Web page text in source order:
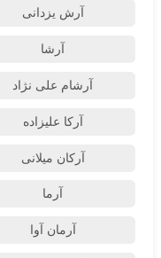
آرش یزدانی
آرشا
آرشام علی نژاد
آرکا علیزاده
آرکان میلانی
آرما
آرمان آوا